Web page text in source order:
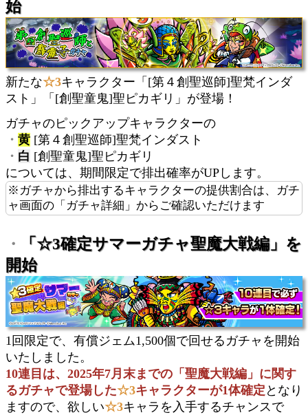
始
新たな☆3キャラクター「[第４創聖巡師]聖梵インダ
スト」「[創聖童鬼]聖ピカギリ」が登場！
ガチャのピックアップキャラクターの
・ 黄 [第４創聖巡師]聖梵インダスト
・ 白 [創聖童鬼]聖ピカギリ
については、期間限定で排出確率がUPします。
※ガチャから排出するキャラクターの提供割合は、ガチ
ャ画面の「ガチャ詳細」からご確認いただけます
・
「☆3確定サマーガチャ聖魔大戦編」を
開始
1回限定で、有償ジェム1,500個で回せるガチャを開始
いたしました。
10連目は、2025年7月末までの「聖魔大戦編」に関す
るガチャで登場した☆3キャラクターが1体確定 となり
ますので、欲しい☆3キャラを入手するチャンスで